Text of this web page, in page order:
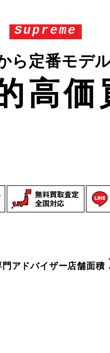
Supreme
ら定番モデ
高価
門アドバイザー店舗面積